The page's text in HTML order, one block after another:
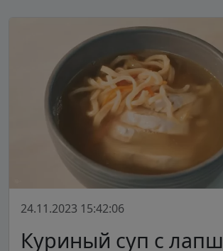
24.11.2023 15:42:06
Куриный суп с